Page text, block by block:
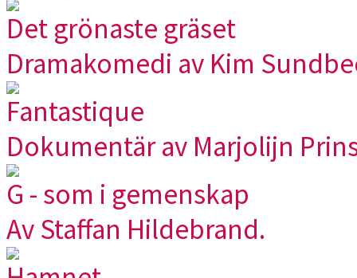
Det grönaste gräset
Dramakomedi av Kim
Fantastique
Dokumentär av Marjolijn
G - som i gemenskap
Av Staffan Hildebrand.